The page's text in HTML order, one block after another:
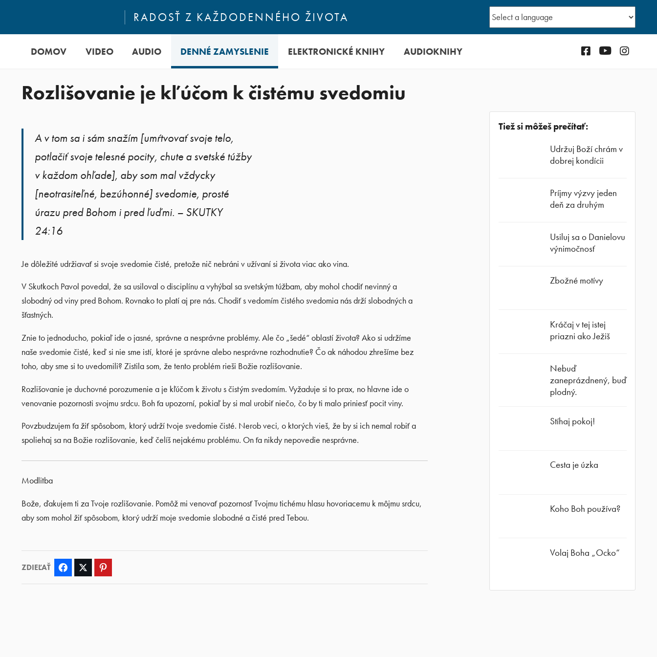
RADOSŤ Z KAŽDODENNÉHO ŽIVOTA
DOMOV VIDEO AUDIO DENNÉ ZAMYSLENIE ELEKTRONICKÉ KNIHY AUDIOKNIHY FacebookYouTube
Rozlišovanie je kľúčom k čistému svedomiu
A v tom sa i sám snažím [umŕtvovať svoje telo,
potlačiť svoje telesné pocity, chute a svetské túžby
v každom ohľade], aby som mal vždycky
[neotrasiteľné, bezúhonné] svedomie, prosté
úrazu pred Bohom i pred ľuďmi. – SKUTKY
24:16
Je dôležité udržiavať si svoje svedomie čisté, pretože nič nebráni v užívaní si života viac ako vina.
V Skutkoch Pavol povedal, že sa usiloval o disciplínu a vyhýbal sa svetským túžbam, aby mohol chodiť nevinný a
slobodný od viny pred Bohom. Rovnako to platí aj pre nás. Chodiť s vedomím čistého svedomia nás drží slobodných a
šťastných.
Znie to jednoducho, pokiaľ ide o jasné, správne a nesprávne problémy. Ale čo „šedé“ oblastí života? Ako si udržíme
naše svedomie čisté, keď si nie sme istí, ktoré je správne alebo nesprávne rozhodnutie? Čo ak náhodou zhrešíme bez
toho, aby sme si to uvedomili? Zistila som, že tento problém rieši Božie rozlišovanie.
Rozlišovanie je duchovné porozumenie a je kľúčom k životu s čistým svedomím. Vyžaduje si to prax, no hlavne ide o
venovanie pozornosti svojmu srdcu. Boh ťa upozorní, pokiaľ by si mal urobiť niečo, čo by ti malo priniesť pocit viny.
Povzbudzujem ťa žiť spôsobom, ktorý udrží tvoje svedomie čisté. Nerob veci, o ktorých vieš, že by si ich nemal robiť a
spoliehaj sa na Božie rozlišovanie, keď čelíš nejakému problému. On ťa nikdy nepovedie nesprávne.
Modlitba
Bože, ďakujem ti za Tvoje rozlišovanie. Pomôž mi venovať pozornosť Tvojmu tichému hlasu hovoriacemu k môjmu srdcu,
aby som mohol žiť spôsobom, ktorý udrží moje svedomie slobodné a čisté pred Tebou.
ZDIEĽAŤ Facebook Twitter
Tiež si môžeš prečítať:
Udržuj Boží chrám v
dobrej kondícii
Príjmy výzvy jeden
deň za druhým
Usiluj sa o Danielovu
výnimočnosť
Zbožné motívy
Kráčaj v tej istej
priazni ako Ježiš
Nebuď
zaneprázdnený, buď
plodný.
Stíhaj pokoj!
Cesta je úzka
Koho Boh používa?
Volaj Boha „Ocko“